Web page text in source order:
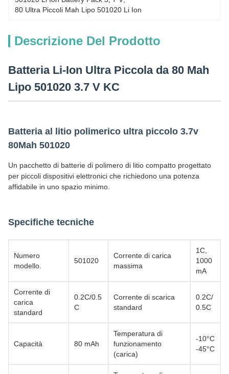
80 Ultra Piccoli Mah Lipo 501020 Li Ion
Descrizione Del Prodotto
Batteria Li-Ion Ultra Piccola da 80 Mah
Lipo 501020 3.7 V KC
Batteria al litio polimerico ultra piccolo 3.7v
80Mah 501020
Un pacchetto di batterie di polimero di litio compatto progettato
per piccoli dispositivi elettronici che richiedono una potenza
affidabile in uno spazio minimo.
Specifiche tecniche
Numero
modello.
501020
Corrente di carica
massima
1C,
1000
mA
Corrente di
carica
standard
0.2C/0.5
C
Corrente di scarica
standard
0.2C/
0.5C
Capacità 80 mAh
Temperatura di
funzionamento
(carica)
-10°C
-45°C